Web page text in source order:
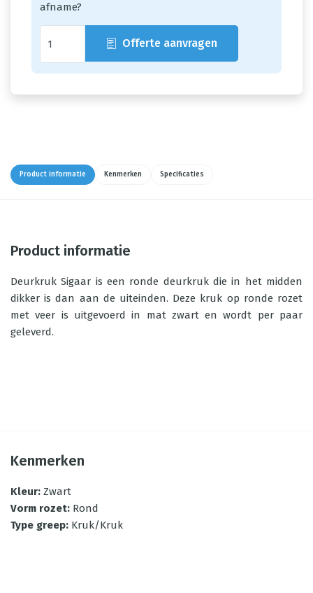
afname?
Offerte aanvragen
Product informatie Kenmerken Specificaties
Product informatie
Deurkruk Sigaar is een ronde deurkruk die in het midden
dikker is dan aan de uiteinden. Deze kruk op ronde rozet
met veer is uitgevoerd in mat zwart en wordt per paar
geleverd.
Kenmerken
Kleur: Zwart
Vorm rozet: Rond
Type greep: Kruk/Kruk